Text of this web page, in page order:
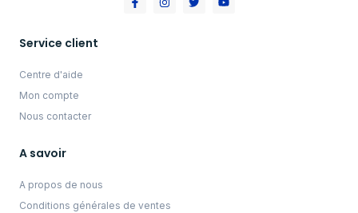
Service client
Centre d'aide
Mon compte
Nous contacter
A savoir
A propos de nous
Conditions générales de ventes